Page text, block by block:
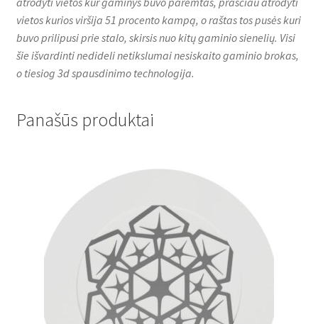
vietos kurios viršija 51 procento kampą, o raštas tos pusės kuri
buvo prilipusi prie stalo, skirsis nuo kitų gaminio sienelių. Visi
šie išvardinti nedideli netikslumai nesiskaito gaminio brokas,
o tiesiog 3d spausdinimo technologija.
Panašūs produktai